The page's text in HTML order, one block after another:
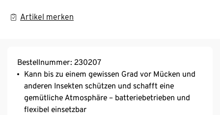
Artikel merken
Bestellnummer: 230207
Kann bis zu einem gewissen Grad vor Mücken und
anderen Insekten schützen und schafft eine
gemütliche Atmosphäre – batteriebetrieben und
flexibel einsetzbar